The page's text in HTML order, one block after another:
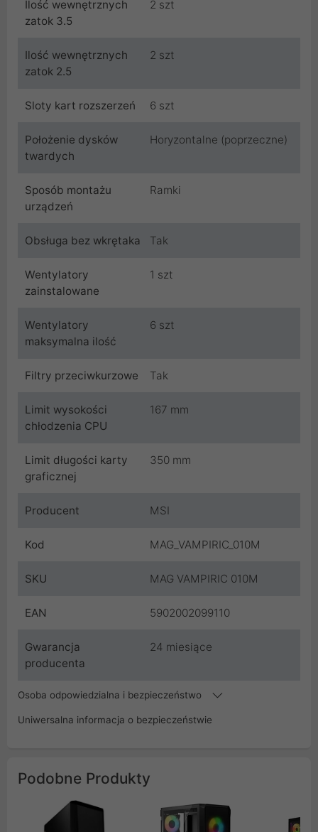
Ilość wewnętrznych
zatok 3.5
2 szt
Ilość wewnętrznych
zatok 2.5
2 szt
Sloty kart rozszerzeń 6 szt
Położenie dysków
twardych
Horyzontalne (poprzeczne)
Sposób montażu
urządzeń
Ramki
Obsługa bez wkrętaka Tak
Wentylatory
zainstalowane
1 szt
Wentylatory
maksymalna ilość
6 szt
Filtry przeciwkurzowe Tak
Limit wysokości
chłodzenia CPU
167 mm
Limit długości karty
graficznej
350 mm
Producent MSI
Kod MAG_VAMPIRIC_010M
SKU MAG VAMPIRIC 010M
EAN 5902002099110
Gwarancja
producenta
24 miesiące
Osoba odpowiedzialna i bezpieczeństwo
Uniwersalna informacja o bezpieczeństwie
Podobne Produkty